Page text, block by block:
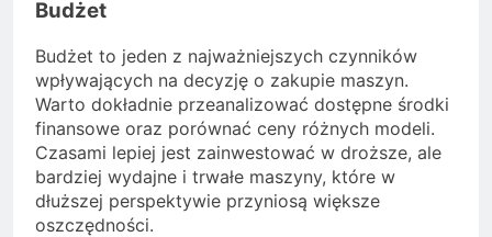
Budżet
Budżet to jeden z najważniejszych czynników
wpływających na decyzję o zakupie maszyn.
Warto dokładnie przeanalizować dostępne środki
finansowe oraz porównać ceny różnych modeli.
Czasami lepiej jest zainwestować w droższe, ale
bardziej wydajne i trwałe maszyny, które w
dłuższej perspektywie przyniosą większe
oszczędności.